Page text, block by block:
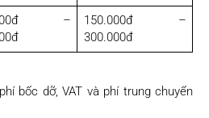
–
150.000đ –
300.000đ
bốc dỡ, VAT và phí trung chuyển